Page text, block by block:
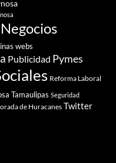
Negocios
webs
Publicidad Pymes
Reforma Laboral
Tamaulipas Seguridad
de Huracanes Twitter